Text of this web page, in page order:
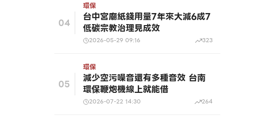
04
環保
台中宮廟紙錢用量7年來大減6成7
低碳宗教治理見成效
2026-05-29 09:16 323
05
環保
減少空污噪音還有多種音效 台南
環保鞭炮機線上就能借
2026-07-22 14:30 264